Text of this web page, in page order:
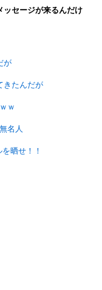
ッセージが来るんだけ
が
きたんだが
ｗ
名人
晒せ！！